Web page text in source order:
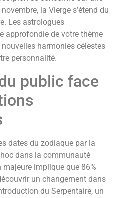
la Vierge s’étend du
Les astrologues
approfondie de votre thème
harmonies célestes
personnalité.
public face
dates du zodiaque par la
dans la communauté
implique que 86%
un changement dans
du Serpentaire, un